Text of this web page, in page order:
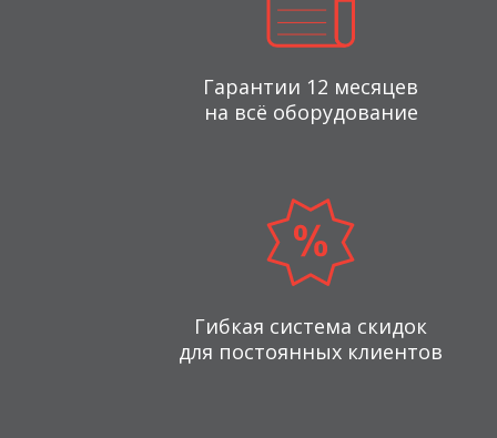
Гарантии 12 месяцев
на всё оборудование
Гибкая система скидок
для постоянных клиентов